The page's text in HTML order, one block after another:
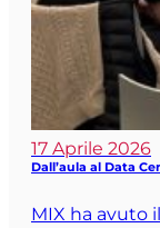
17 Aprile 2026
Dall’aula al Data
MIX ha avuto